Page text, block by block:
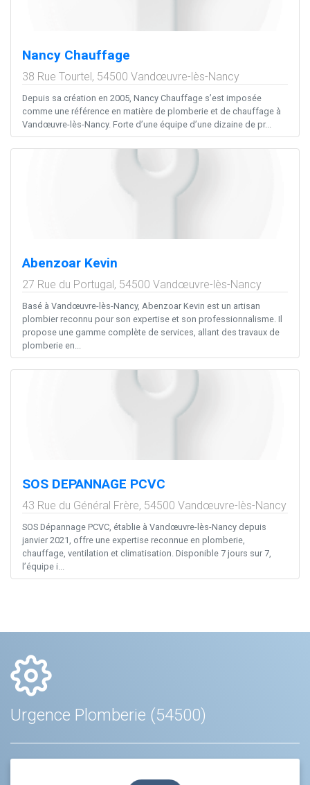
Nancy Chauffage
38 Rue Tourtel, 54500 Vandœuvre-lès-Nancy
Depuis sa création en 2005, Nancy Chauffage s’est imposée
comme une référence en matière de plomberie et de chauffage à
Vandœuvre-lès-Nancy. Forte d’une équipe d’une dizaine de pr...
Abenzoar Kevin
27 Rue du Portugal, 54500 Vandœuvre-lès-Nancy
Basé à Vandœuvre-lès-Nancy, Abenzoar Kevin est un artisan
plombier reconnu pour son expertise et son professionnalisme. Il
propose une gamme complète de services, allant des travaux de
plomberie en...
SOS DEPANNAGE PCVC
43 Rue du Général Frère, 54500 Vandœuvre-lès-Nancy
SOS Dépannage PCVC, établie à Vandœuvre-lès-Nancy depuis
janvier 2021, offre une expertise reconnue en plomberie,
chauffage, ventilation et climatisation. Disponible 7 jours sur 7,
l’équipe i...
Urgence Plomberie (54500)